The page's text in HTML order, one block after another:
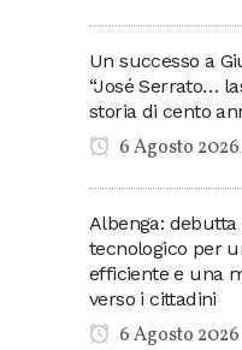
Un successo a
“José Serrato…
storia di cento
6 Agosto 2026
Albenga:
tecnologico per
efficiente e una
verso i cittadini
6 Agosto 2026